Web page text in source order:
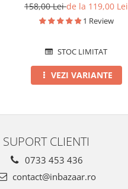
158,00 Leide la 119,00 Lei
1 Review
STOC LIMITAT
VEZI VARIANTE
SUPORT CLIENTI
0733 453 436
contact@inbazaar.ro